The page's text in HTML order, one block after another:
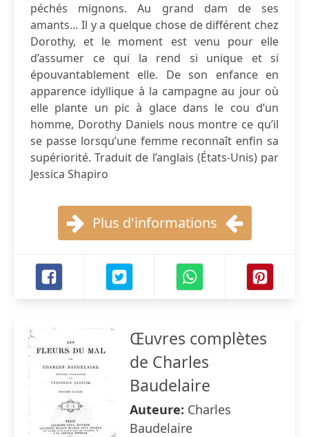
péchés mignons. Au grand dam de ses
amants... Il y a quelque chose de différent chez
Dorothy, et le moment est venu pour elle
d’assumer ce qui la rend si unique et si
épouvantablement elle. De son enfance en
apparence idyllique à la campagne au jour où
elle plante un pic à glace dans le cou d’un
homme, Dorothy Daniels nous montre ce qu’il
se passe lorsqu’une femme reconnaît enfin sa
supériorité. Traduit de l’anglais (États-Unis) par
Jessica Shapiro
Plus d'informations
Œuvres complètes
de Charles
Baudelaire
Auteure: Charles
Baudelaire